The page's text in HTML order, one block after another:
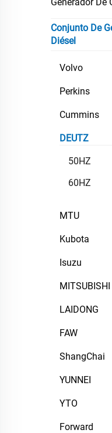
Conjunto De
Diésel
Volvo
Perkins
Cummins
DEUTZ
50HZ
60HZ
MTU
Kubota
Isuzu
MITSUBISHI
LAIDONG
FAW
ShangChai
YUNNEI
YTO
Forward